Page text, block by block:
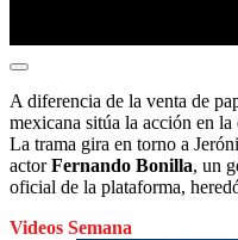
A diferencia de la venta de
mexicana sitúa la acción en
La trama gira en torno a
actorFernando Bonilla, un
oficial de la plataforma,
Videos Semana